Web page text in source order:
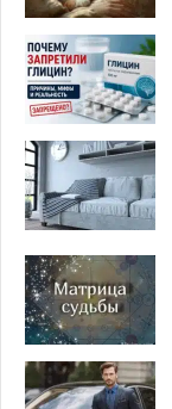
л
р
в